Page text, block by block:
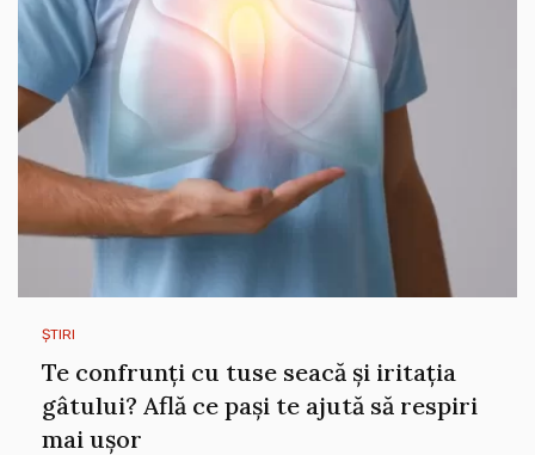
ȘTIRI
Te confrunți cu tuse seacă și iritația
gâtului? Află ce pași te ajută să respiri
mai ușor